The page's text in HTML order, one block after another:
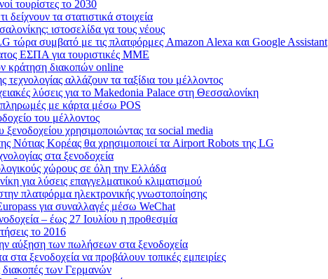
τουρίστες το 2030
τα στατιστικά στοιχεία
ιστοσελίδα γα τους νέους
τώρα συμβατό με τις πλατφόρμες Amazon Alexa και Google Assistant
ΕΣΠΑ για τουριστικές ΜΜΕ
κράτηση διακοπών online
τεχνολογίας αλλάζουν τα ταξίδια του μέλλοντος
λύσεις για τo Makedonia Palace στη Θεσσαλονίκη
πληρωμές με κάρτα μέσω POS
του μέλλοντος
χρησιμοποιώντας τα social media
Νότιας Κορέας θα χρησιμοποιεί τα Airport Robots της LG
στα ξενοδοχεία
χώρους σε όλη την Ελλάδα
για λύσεις επαγγελματικού κλιματισμού
πλατφόρμα ηλεκτρονικής γνωστοποίησης
για συναλλαγές μέσω WeChat
– έως 27 Ιουλίου η προθεσμία
το 2016
αύξηση των πωλήσεων στα ξενοδοχεία
στα ξενοδοχεία να προβάλουν τοπικές εμπειρίες
διακοπές των Γερμανών